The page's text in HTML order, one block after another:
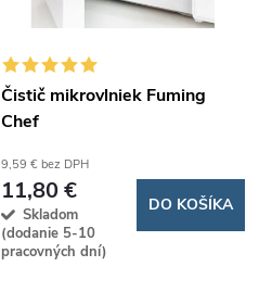
Čistič mikrovlniek Fuming
Chef
9,59 € bez DPH
11,80 €
Skladom
(dodanie 5-10
pracovných dní)
DO KOŠÍKA